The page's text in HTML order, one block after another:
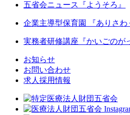
五省会ニュース『ようそろ』
企業主導型保育園 『ありさわ
実務者研修講座 『かいごのが
お知らせ
お問い合わせ
求人採用情報